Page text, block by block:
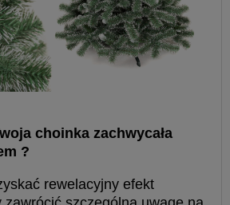
choinka zachwycała
?
rewelacyjny efekt